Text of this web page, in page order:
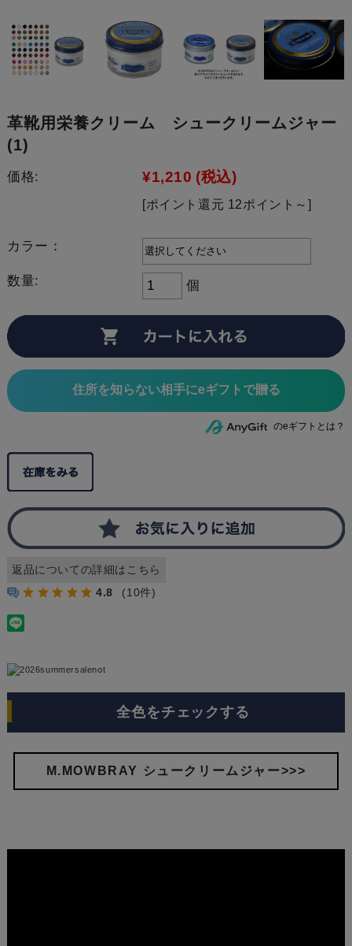
革靴用栄養クリーム シュークリームジャー
(1)
価格: ¥1,210 (税込)
[ポイント還元 12ポイント～]
カラー：
数量: 個
住所を知らない相手にeギフトで贈る
のeギフトとは？
返品についての詳細はこちら
4.8
(10件)
全色をチェックする
M.MOWBRAY シュークリームジャー>>>